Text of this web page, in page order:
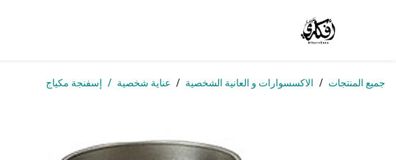
جميع المنتجات الاكسسوارات و العانية الشخصية عناية شخصية إسفنجة مكياج